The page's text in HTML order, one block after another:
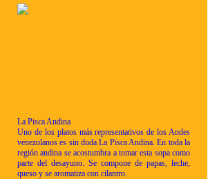
La Pisca Andina
Uno de los platos más representativos de los Andes
venezolanos es sin duda La Pisca Andina. En toda la
región andina se acostumbra a tomar esta sopa como
parte del desayuno. Se compone de papas, leche,
queso y se aromatiza con cilantro.